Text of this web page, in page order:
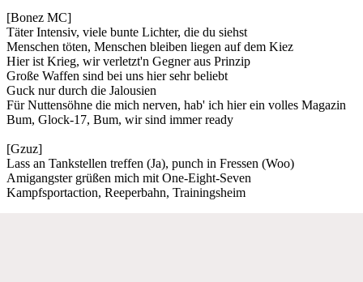
[Bonez MC]
Täter Intensiv, viele bunte Lichter, die du siehst
Menschen töten, Menschen bleiben liegen auf dem Kiez
Hier ist Krieg, wir verletzt'n Gegner aus Prinzip
Große Waffen sind bei uns hier sehr beliebt
Guck nur durch die Jalousien
Für Nuttensöhne die mich nerven, hab' ich hier ein volles Magazin
Bum, Glock-17, Bum, wir sind immer ready
[Gzuz]
Lass an Tankstellen treffen (Ja), punch in Fressen (Woo)
Amigangster grüßen mich mit One-Eight-Seven
Kampfsportaction, Reeperbahn, Trainingsheim